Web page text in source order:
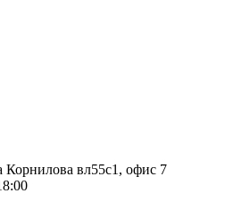
вл55с1, офис 7